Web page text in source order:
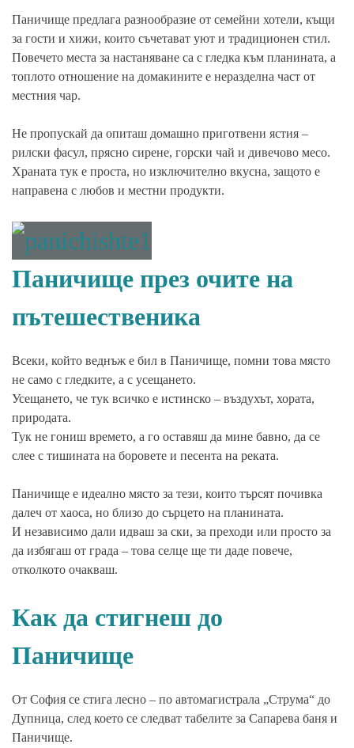
Паничище предлага разнообразие от семейни хотели, къщи
за гости и хижи, които съчетават уют и традиционен стил.
Повечето места за настаняване са с гледка към планината, а
топлото отношение на домакините е неразделна част от
местния чар.
Не пропускай да опиташ домашно приготвени ястия –
рилски фасул, прясно сирене, горски чай и дивечово месо.
Храната тук е проста, но изключително вкусна, защото е
направена с любов и местни продукти.
Паничище през очите на
пътешественика
Всеки, който веднъж е бил в Паничище, помни това място
не само с гледките, а с усещането.
Усещането, че тук всичко е истинско – въздухът, хората,
природата.
Тук не гониш времето, а го оставяш да мине бавно, да се
слее с тишината на боровете и песента на реката.
Паничище е идеално място за тези, които търсят почивка
далеч от хаоса, но близо до сърцето на планината.
И независимо дали идваш за ски, за преходи или просто за
да избягаш от града – това селце ще ти даде повече,
отколкото очакваш.
Как да стигнеш до
Паничище
От София се стига лесно – по автомагистрала „Струма“ до
Дупница, след което се следват табелите за Сапарева баня и
Паничище.